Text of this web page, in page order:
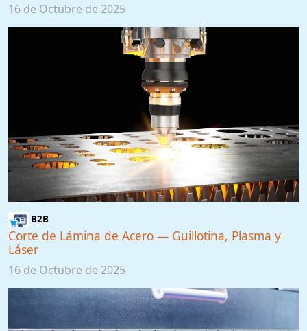
16 de Octubre de 2025
B2B
Corte de Lámina de Acero — Guillotina, Plasma y
Láser
16 de Octubre de 2025